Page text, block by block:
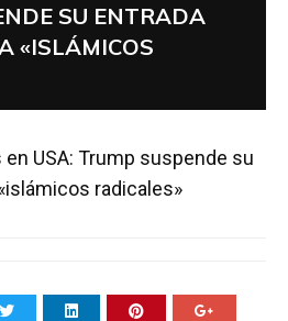
SU ENTRADA
«ISLÁMICOS